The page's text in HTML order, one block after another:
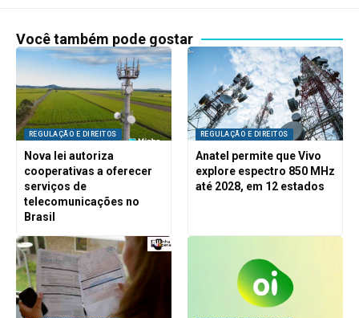
Você também pode gostar
REGULAÇÃO E DIREITOS
Nova lei autoriza
cooperativas a oferecer
serviços de
telecomunicações no
Brasil
REGULAÇÃO E DIREITOS
Anatel permite que Vivo
explore espectro 850 MHz
até 2028, em 12 estados